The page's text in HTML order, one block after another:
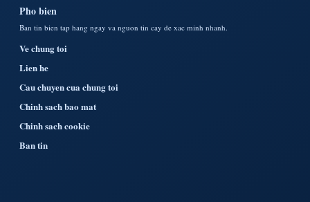
Pho bien
Ban tin bien tap hang ngay va nguon tin cay de xac minh nhanh.
Ve chung toi
Lien he
Cau chuyen cua chung toi
Chinh sach bao mat
Chinh sach cookie
Ban tin